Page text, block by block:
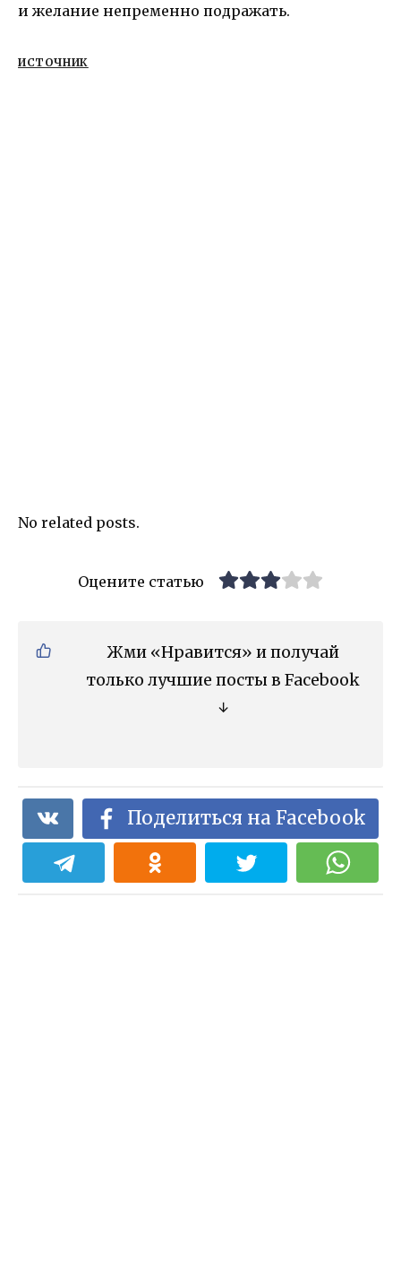
и желание непременно подражать.
ИСТОЧНИК
No related posts.
Оцените статью
Жми «Нравится» и получай
только лучшие посты в Facebook
↓
Поделиться на Facebook